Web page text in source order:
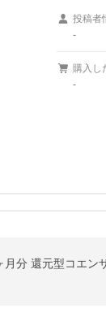
投稿者
-
購入し
-
分 還元型コエン